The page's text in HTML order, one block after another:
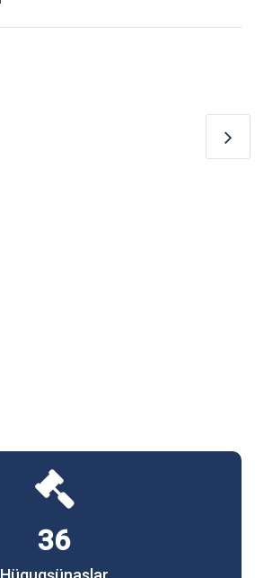
36